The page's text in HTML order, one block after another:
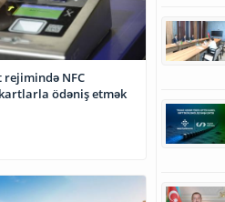
NFC
ödəniş etmək